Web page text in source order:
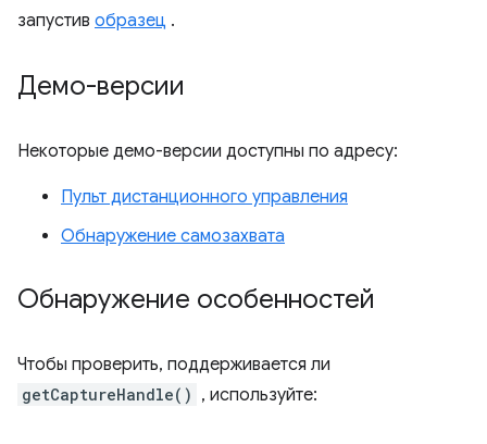
запустив образец .
Демо-версии
Некоторые демо-версии доступны по адресу:
Пульт дистанционного управления
Обнаружение самозахвата
Обнаружение особенностей
Чтобы проверить, поддерживается ли
getCaptureHandle() , используйте: